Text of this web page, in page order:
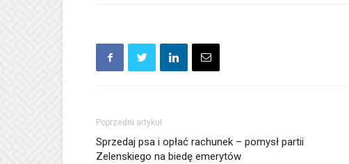
Poprzedni artykuł
Sprzedaj psa i opłać rachunek – pomysł partii
Zelenskiego na biedę emerytów